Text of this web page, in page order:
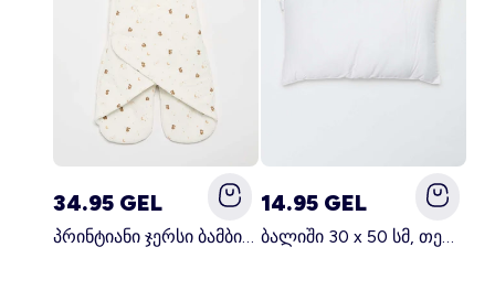
34.95 GEL
პრინტიანი ჯერსი ბამბის და ფლისის საბანი თეთრი
14.95 GEL
ბალიში 30 x 50 სმ, თეთრი